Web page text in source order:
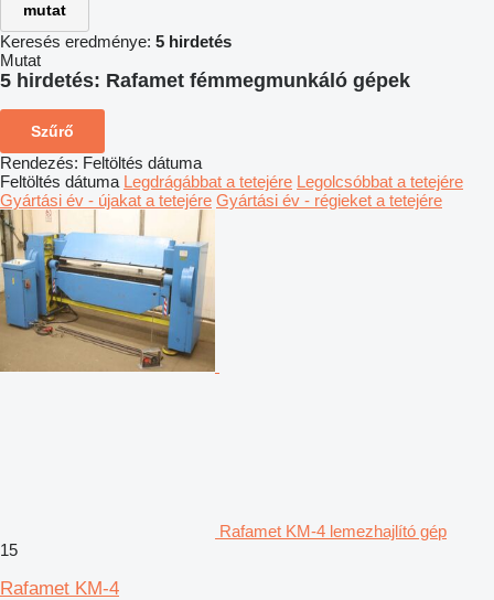
mutat
Keresés eredménye: 5 hirdetés
Mutat
5 hirdetés: Rafamet fémmegmunkáló gépek
Szűrő
Rendezés: Feltöltés dátuma
Feltöltés dátuma Legdrágábbat a tetejére Legolcsóbbat a tetejére
Gyártási év - újakat a tetejére Gyártási év - régieket a tetejére
Rafamet KM-4 lemezhajlító gép
15
Rafamet KM-4